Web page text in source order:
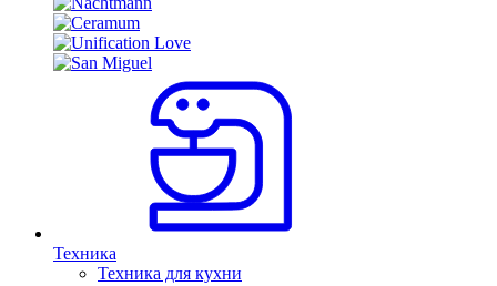
Техника
Техника для кухни